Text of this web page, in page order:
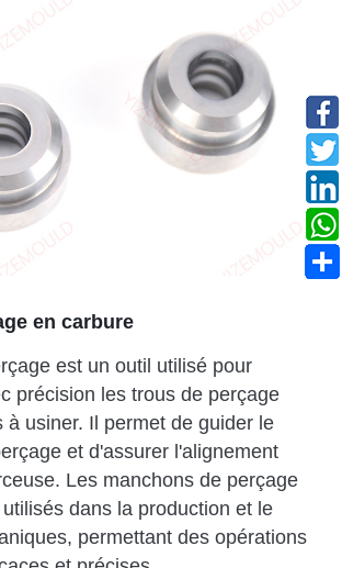
en carbure
est un outil utilisé pour
précision les trous de perçage
à usiner. Il permet de guider le
et d'assurer l'alignement
Les manchons de perçage
dans la production et le
permettant des opérations